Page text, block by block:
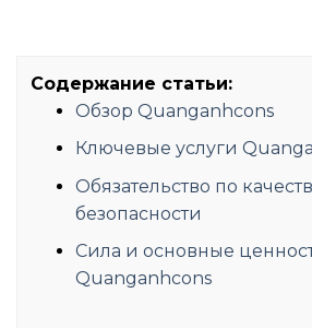
Содержание статьи:
Обзор Quanganhcons
Ключевые услуги
Обязательство по
безопасности
Сила и основные
Quanganhcons